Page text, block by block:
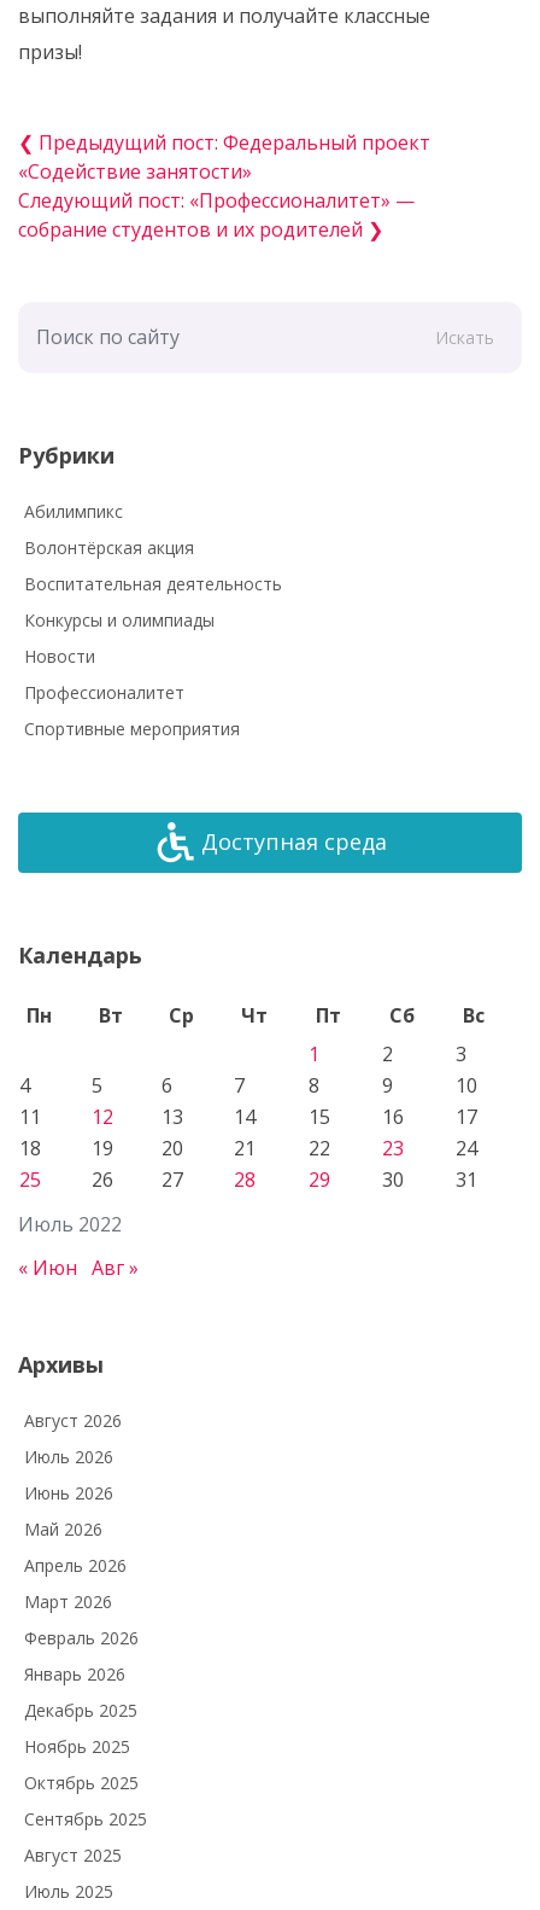
выполняйте задания и получайте классные
призы!
❮ Предыдущий пост: Федеральный проект
«Содействие занятости»
Следующий пост: «Профессионалитет» —
собрание студентов и их родителей ❯
Искать
Рубрики
Абилимпикс
Волонтёрская акция
Воспитательная деятельность
Конкурсы и олимпиады
Новости
Профессионалитет
Спортивные мероприятия
Доступная среда
Календарь
Июль 2022
Пн Вт Ср Чт Пт Сб
Вс
1
2
3
4
5 6 7 8 9
10
11
12 13 14 15 16
17
18
19 20 21 22 23
24
25
26 27 28 29 30 31
« Июн Авг »
Архивы
Август 2026
Июль 2026
Июнь 2026
Май 2026
Апрель 2026
Март 2026
Февраль 2026
Январь 2026
Декабрь 2025
Ноябрь 2025
Октябрь 2025
Сентябрь 2025
Август 2025
Июль 2025